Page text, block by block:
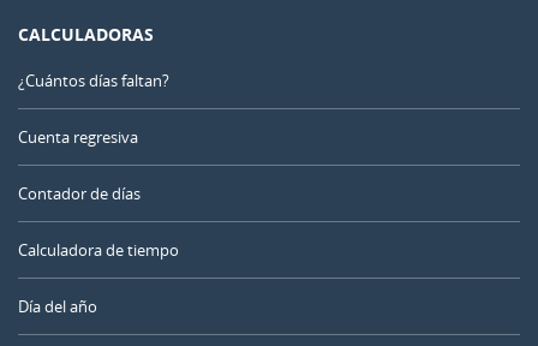
CALCULADORAS
¿Cuántos días faltan?
Cuenta regresiva
Contador de días
Calculadora de tiempo
Día del año